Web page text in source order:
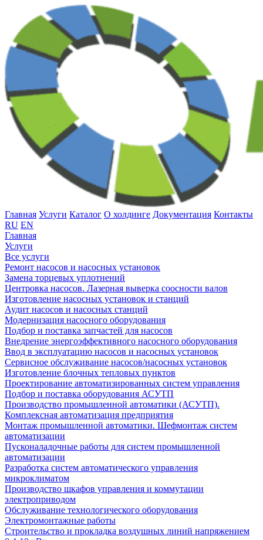
Главная Услуги Каталог О холдинге Документация Контакты
RU EN
Главная
Услуги
Все услуги
Ремонт насосов и насосных установок
Замена торцевых уплотнений
Центровка насосов. Лазерная выверка соосности валов
Изготовление насосных установок и станций
Аудит насосов и насосных станций
Модернизация насосного оборудования
Подбор и поставка запчастей для насосов
Внедрение энергоэффективного насосного оборудования
Ввод в эксплуатацию насосов и насосных установок
Сервисное обслуживание насосов/насосных установок
Изготовление блочных тепловых пунктов
Проектирование автоматизированных систем управления
Подбор и поставка оборудования АСУТП
Производство промышленной автоматики (АСУТП).
Комплексная автоматизация предприятия
Монтаж промышленной автоматики. Шефмонтаж систем
автоматизации
Пусконаладочные работы для систем промышленной
автоматизации
Разработка систем автоматического управления
микроклиматом
Производство шкафов управления и коммутации
электроприводом
Обслуживание технологического оборудования
Электромонтажные работы
Строительство и прокладка воздушных линий напряжением